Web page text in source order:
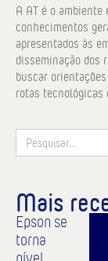
A AT é o
conhecimentos
apresentados às
disseminação dos
buscar
rotas tecnológicas
Mais
Epson se
torna